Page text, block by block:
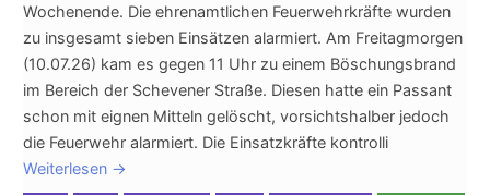
Wochenende. Die ehrenamtlichen Feuerwehrkräfte wurden
zu insgesamt sieben Einsätzen alarmiert. Am Freitagmorgen
(10.07.26) kam es gegen 11 Uhr zu einem Böschungsbrand
im Bereich der Schevener Straße. Diesen hatte ein Passant
schon mit eignen Mitteln gelöscht, vorsichtshalber jedoch
die Feuerwehr alarmiert. Die Einsatzkräfte kontrolli
Weiterlesen →